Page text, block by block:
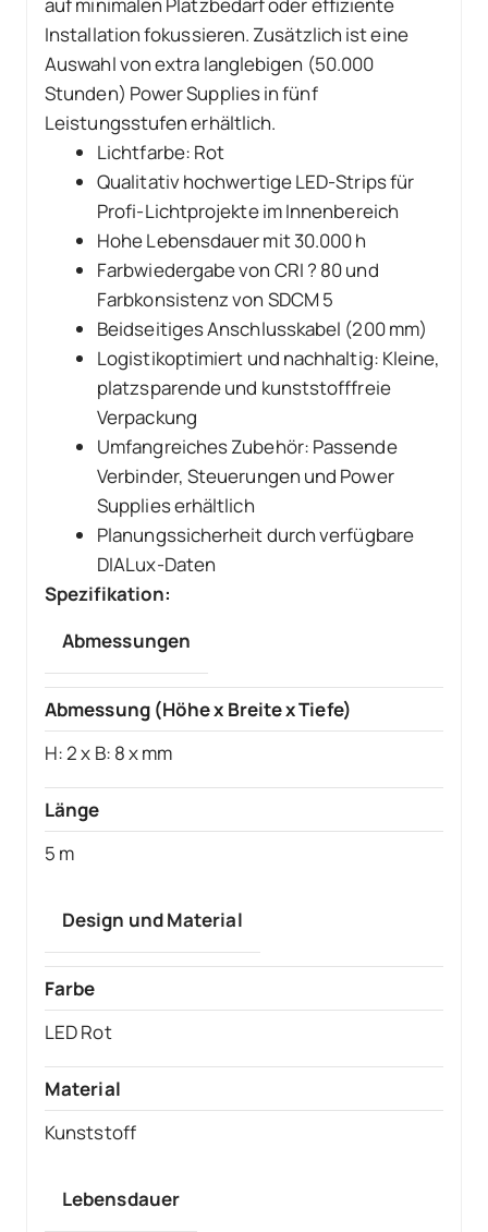
Installation fokussieren. Zusätzlich ist eine
Auswahl von extra langlebigen (50.000
Stunden) Power Supplies in fünf
Leistungsstufen erhältlich.
Lichtfarbe: Rot
Qualitativ hochwertige LED-Strips für
Profi-Lichtprojekte im Innenbereich
Hohe Lebensdauer mit 30.000 h
Farbwiedergabe von CRI ? 80 und
Farbkonsistenz von SDCM 5
Beidseitiges Anschlusskabel (200 mm)
Logistikoptimiert und nachhaltig: Kleine,
platzsparende und kunststofffreie
Verpackung
Umfangreiches Zubehör: Passende
Verbinder, Steuerungen und Power
Supplies erhältlich
Planungssicherheit durch verfügbare
DIALux-Daten
Spezifikation:
Abmessungen
Abmessung (Höhe x Breite x Tiefe)
H: 2 x B: 8 x mm
Länge
5 m
Design und Material
Farbe
LED Rot
Material
Kunststoff
Lebensdauer